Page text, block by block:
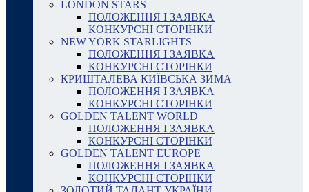
LONDON STARS
ПОЛОЖЕННЯ І ЗАЯВКА
КОНКУРСНІ СТОРІНКИ
NEW YORK STARLIGHTS
ПОЛОЖЕННЯ І ЗАЯВКА
КОНКУРСНІ СТОРІНКИ
КРИШТАЛЕВА КИЇВСЬКА ЗИМА
ПОЛОЖЕННЯ І ЗАЯВКА
КОНКУРСНІ СТОРІНКИ
GOLDEN TALENT WORLD
ПОЛОЖЕННЯ І ЗАЯВКА
КОНКУРСНІ СТОРІНКИ
GOLDEN TALENT EUROPE
ПОЛОЖЕННЯ І ЗАЯВКА
КОНКУРСНІ СТОРІНКИ